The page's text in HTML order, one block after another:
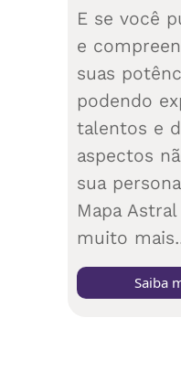
E se você
e
suas
podendo
talentos e
aspectos
sua
Mapa
muito
Saiba